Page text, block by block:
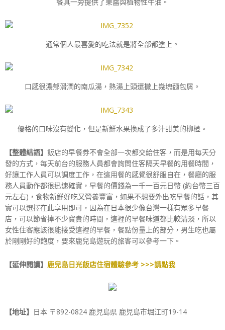
通常個人最喜愛的吃法就是將全部都塗上。
口感很濃郁滑潤的南瓜湯，熱湯上頭還撒上幾塊麵包屑。
優格的口味沒有變化，但是新鮮水果換成了多汁甜美的柳橙。
【整體結語】 飯店的早餐券不會全部一次都交給住客，而是用每天分
發的方式，每天前台的服務人員都會詢問住客隔天早餐的用餐時間，
好讓工作人員可以調度工作，在這用餐的感覺很舒服自在，餐廳的服
務人員動作都很迅速確實，早餐的價錢為一千一百元日幣 (約台幣三百
元左右)，食物新鮮好吃又營養豐富，如果不想要外出吃早餐的話，其
實可以選擇在此享用即可，因為在日本很少像台灣一樣有眾多早餐
店，可以節省掉不少寶貴的時間，這裡的早餐味道都比較清淡，所以
女性住客應該很能接受這裡的早餐，餐點份量上的部分，男生吃也屬
於剛剛好的飽度，要來鹿兒島遊玩的旅客可以參考一下。
【延伸閱讀】 鹿兒島日光飯店住宿體驗參考 >>>請點我
【地址】 日本 〒892-0824 鹿児島県 鹿児島市堀江町19-14